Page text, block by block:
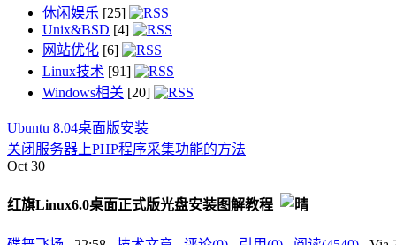
休闲娱乐 [25]
Unix&BSD [4]
网站优化 [6]
Linux技术 [91]
Windows相关 [20]
Ubuntu 8.04桌面版安装
关闭服务器上PHP程序采集功能的方法
Oct 30
红旗Linux6.0桌面正式版光盘安装图解教程